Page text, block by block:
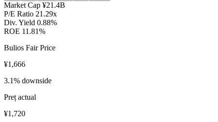
Market Cap ¥21.4B
P/E Ratio 21.29x
Div. Yield 0.88%
ROE 11.81%
Bulios Fair Price
¥1,666
3.1% downside
Preț actual
¥1,720